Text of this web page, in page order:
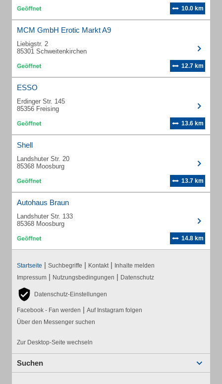
10.0 km
MCM GmbH Erotic Markt A9
Liebigstr. 2
85301 Schweitenkirchen
12.7 km
ESSO
Erdinger Str. 145
85356 Freising
13.6 km
Shell
Landshuter Str. 20
85368 Moosburg
13.7 km
Autohaus Braun
Landshuter Str. 133
85368 Moosburg
14.8 km
Startseite | Suchbegriffe | Kontakt | Inhalte melden
Impressum | Nutzungsbedingungen | Datenschutz
Datenschutz-Einstellungen
Facebook - Fan werden | Auf Instagram folgen
Über den Messenger suchen
Zur Desktop-Seite wechseln
Suchen